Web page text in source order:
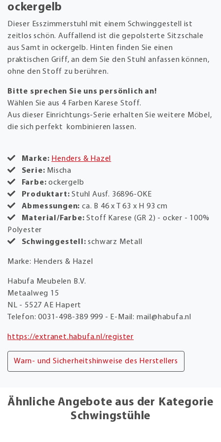
ockergelb
Dieser Esszimmerstuhl mit einem Schwinggestell ist
zeitlos schön. Auffallend ist die gepolsterte Sitzschale
aus Samt in ockergelb. Hinten finden Sie einen
praktischen Griff, an dem Sie den Stuhl anfassen können,
ohne den Stoff zu berühren.
Bitte sprechen Sie uns persönlich an!
Wählen Sie aus 4 Farben Karese Stoff.
Aus dieser Einrichtungs-Serie erhalten Sie weitere Möbel,
die sich perfekt kombinieren lassen.
Marke: Henders & Hazel
Serie: Mischa
Farbe: ockergelb
Produktart:Stuhl Ausf. 36896-OKE
Abmessungen:ca. B 46 x T 63 x H 93 cm
Material/Farbe:Stoff Karese (GR 2) - ocker - 100%
Polyester
Schwinggestell:schwarz Metall
Marke: Henders & Hazel
Habufa Meubelen B.V.
Metaalweg 15
NL - 5527 AE Hapert
Telefon: 0031-498-389 999 - E-Mail: mail@habufa.nl
https://extranet.habufa.nl/register
Warn- und Sicherheitshinweise des Herstellers
Ähnliche Angebote aus der Kategorie
Schwingstühle